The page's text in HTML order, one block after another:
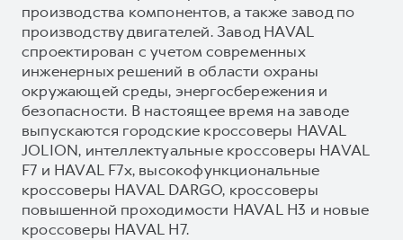
производства компонентов, а также завод по
производству двигателей. Завод HAVAL
спроектирован с учетом современных
инженерных решений в области охраны
окружающей среды, энергосбережения и
безопасности. В настоящее время на заводе
выпускаются городские кроссоверы HAVAL
JOLION, интеллектуальные кроссоверы HAVAL
F7 и HAVAL F7x, высокофункциональные
кроссоверы HAVAL DARGO, кроссоверы
повышенной проходимости HAVAL H3 и новые
кроссоверы HAVAL H7.